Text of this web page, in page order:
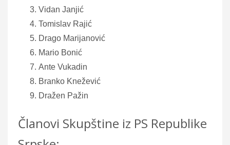
Vidan Janjić
Tomislav Rajić
Drago Marijanović
Mario Bonić
Ante Vukadin
Branko Knežević
Dražen Pažin
Članovi Skupštine iz PS Republike